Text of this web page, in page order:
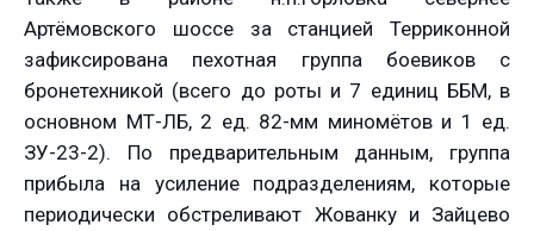
Артёмовского шоссе за станцией Терриконной
зафиксирована пехотная группа боевиков с
бронетехникой (всего до роты и 7 единиц ББМ, в
основном МТ-ЛБ, 2 ед. 82-мм миномётов и 1 ед.
ЗУ-23-2). По предварительным данным, группа
прибыла на усиление подразделениям, которые
периодически обстреливают Жованку и Зайцево